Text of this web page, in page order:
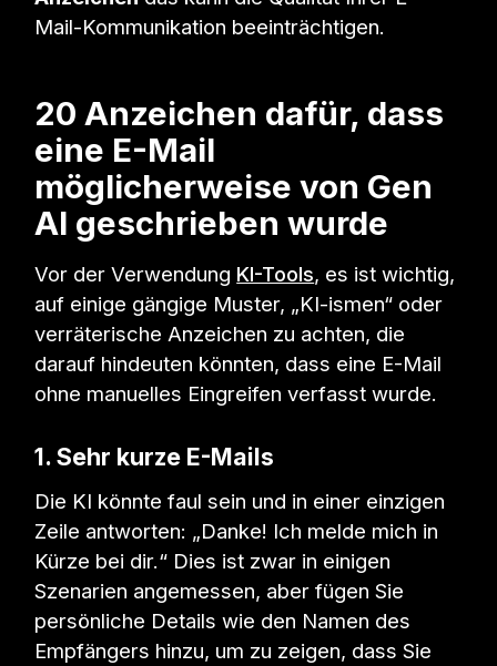
Mail-Kommunikation beeinträchtigen.
20 Anzeichen dafür, dass
eine E-Mail
möglicherweise von Gen
AI geschrieben wurde
Vor der Verwendung KI-Tools, es ist wichtig,
auf einige gängige Muster, „KI-ismen“ oder
verräterische Anzeichen zu achten, die
darauf hindeuten könnten, dass eine E-Mail
ohne manuelles Eingreifen verfasst wurde.
1. Sehr kurze E-Mails
Die KI könnte faul sein und in einer einzigen
Zeile antworten: „Danke! Ich melde mich in
Kürze bei dir.“ Dies ist zwar in einigen
Szenarien angemessen, aber fügen Sie
persönliche Details wie den Namen des
Empfängers hinzu, um zu zeigen, dass Sie